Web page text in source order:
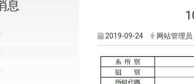
息
2019-09-24 网站管理员